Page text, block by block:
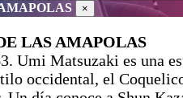
×
LAS AMAPOLAS
Umi Matsuzaki es una
occidental, el